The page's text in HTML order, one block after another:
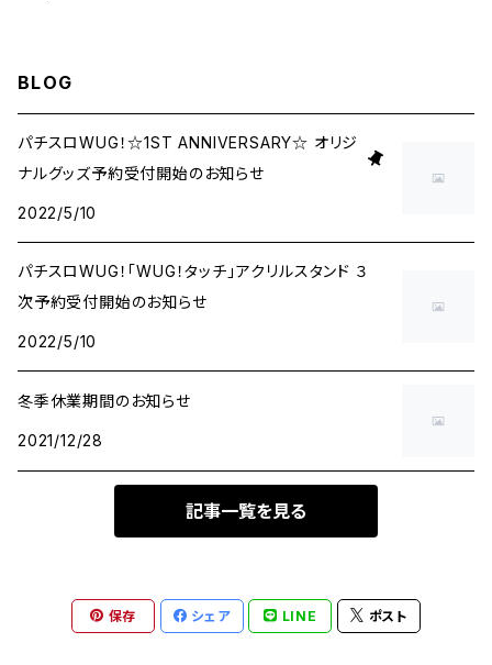
BLOG
パチスロWUG！☆1ST ANNIVERSARY☆ オリジ
ナルグッズ予約受付開始のお知らせ
2022/5/10
パチスロWUG！「WUG！タッチ」アクリルスタンド ３
次予約受付開始のお知らせ
2022/5/10
冬季休業期間のお知らせ
2021/12/28
記事一覧を見る
保存 シェア LINE ポスト